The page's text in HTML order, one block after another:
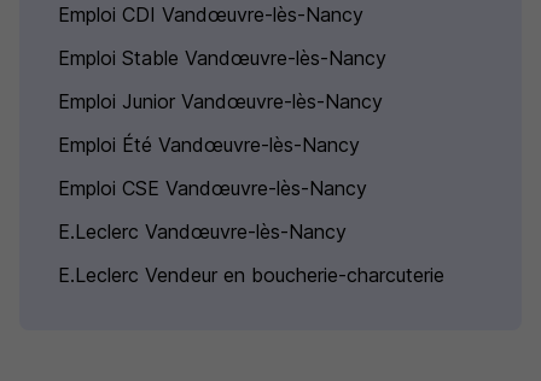
Emploi CDI Vandœuvre-lès-Nancy
Emploi Stable Vandœuvre-lès-Nancy
Emploi Junior Vandœuvre-lès-Nancy
Emploi Été Vandœuvre-lès-Nancy
Emploi CSE Vandœuvre-lès-Nancy
E.Leclerc Vandœuvre-lès-Nancy
E.Leclerc Vendeur en boucherie-charcuterie